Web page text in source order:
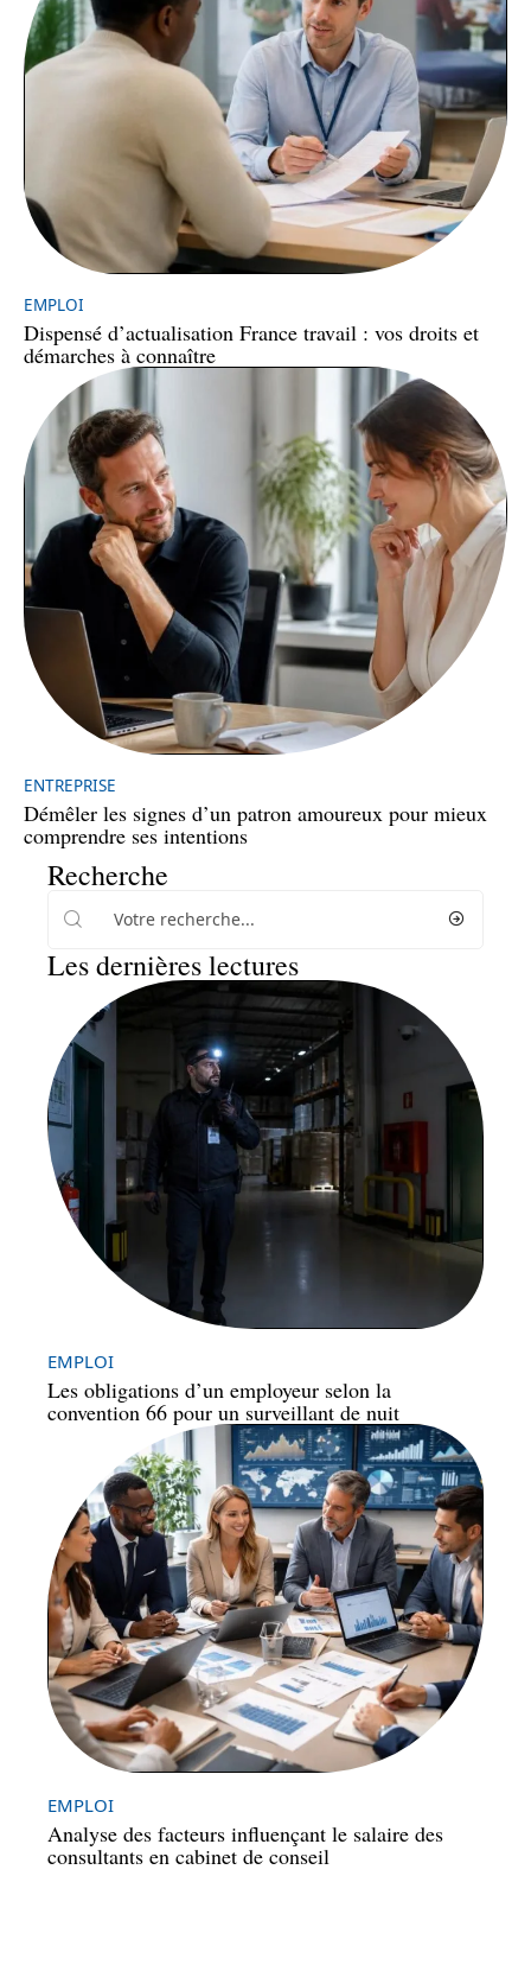
EMPLOI
Dispensé d’actualisation France travail : vos droits et
démarches à connaître
ENTREPRISE
Démêler les signes d’un patron amoureux pour mieux
comprendre ses intentions
Recherche
Les dernières lectures
EMPLOI
Les obligations d’un employeur selon la
convention 66 pour un surveillant de nuit
EMPLOI
Analyse des facteurs influençant le salaire des
consultants en cabinet de conseil